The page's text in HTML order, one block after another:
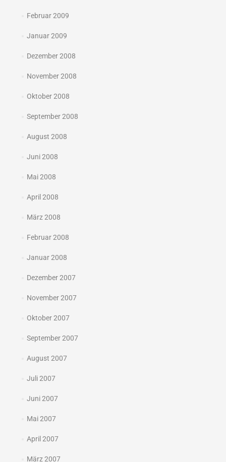
Februar 2009
Januar 2009
Dezember 2008
November 2008
Oktober 2008
September 2008
August 2008
Juni 2008
Mai 2008
April 2008
März 2008
Februar 2008
Januar 2008
Dezember 2007
November 2007
Oktober 2007
September 2007
August 2007
Juli 2007
Juni 2007
Mai 2007
April 2007
März 2007